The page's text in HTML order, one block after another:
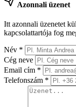
Azonnali üzenet
Itt azonnali üzenetet
kapcsolattartója fog
Név *
Cég neve
Email cím *
Telefonszám *